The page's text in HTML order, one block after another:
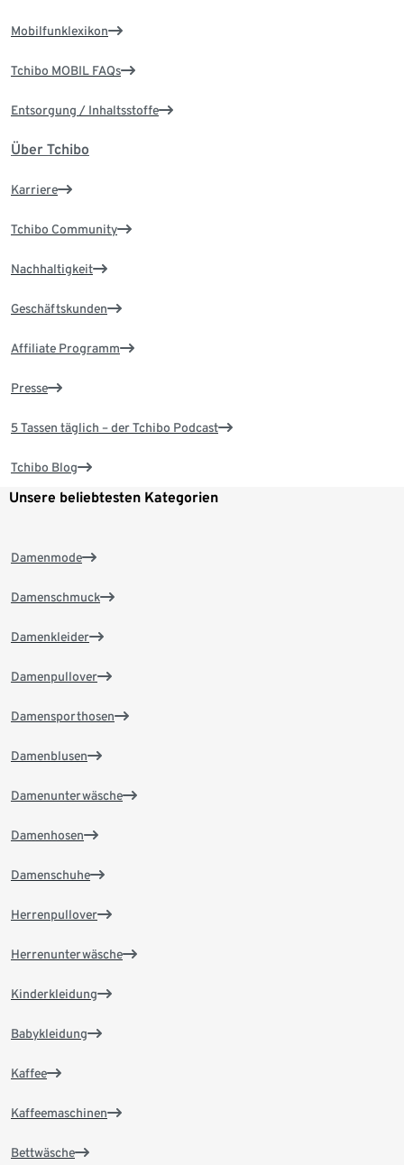
Mobilfunklexikon
Tchibo MOBIL FAQs
Entsorgung / Inhaltsstoffe
Über Tchibo
Karriere
Tchibo Community
Nachhaltigkeit
Geschäftskunden
Affiliate Programm
Presse
5 Tassen täglich – der Tchibo Podcast
Tchibo Blog
Unsere beliebtesten Kategorien
Damenmode
Damenschmuck
Damenkleider
Damenpullover
Damensporthosen
Damenblusen
Damenunterwäsche
Damenhosen
Damenschuhe
Herrenpullover
Herrenunterwäsche
Kinderkleidung
Babykleidung
Kaffee
Kaffeemaschinen
Bettwäsche